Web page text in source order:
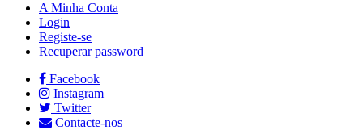
A Minha Conta
Login
Registe-se
Recuperar password
Facebook
Instagram
Twitter
Contacte-nos